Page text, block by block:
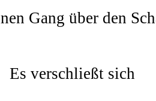
Gang über den
Es verschließt sich